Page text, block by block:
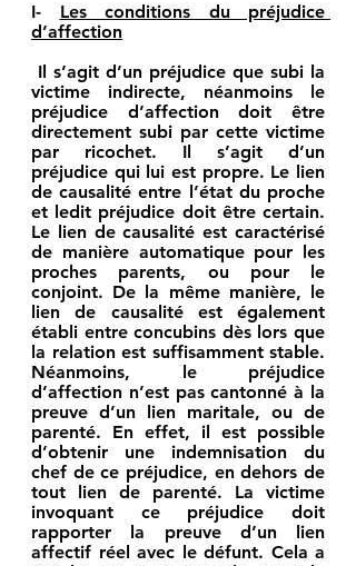
I- Les conditions du préjudice
d’affection
Il s’agit d’un préjudice que subi la
victime indirecte, néanmoins le
préjudice d’affection doit être
directement subi par cette victime
par ricochet. Il s’agit d’un
préjudice qui lui est propre. Le lien
de causalité entre l’état du proche
et ledit préjudice doit être certain.
Le lien de causalité est caractérisé
de manière automatique pour les
proches parents, ou pour le
conjoint. De la même manière, le
lien de causalité est également
établi entre concubins dès lors que
la relation est suffisamment stable.
Néanmoins, le préjudice
d’affection n’est pas cantonné à la
preuve d’un lien maritale, ou de
parenté. En effet, il est possible
d’obtenir une indemnisation du
chef de ce préjudice, en dehors de
tout lien de parenté. La victime
invoquant ce préjudice doit
rapporter la preuve d’un lien
affectif réel avec le défunt. Cela a